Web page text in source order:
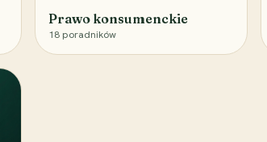
Prawo konsumenckie
18 poradników